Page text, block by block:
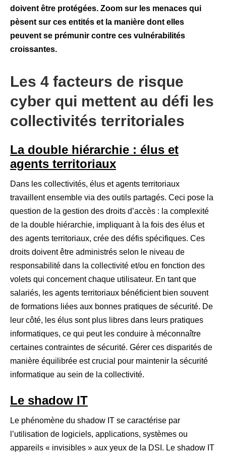
doivent être protégées. Zoom sur les menaces qui
pèsent sur ces entités et la manière dont elles
peuvent se prémunir contre ces vulnérabilités
croissantes.
Les 4 facteurs de risque
cyber qui mettent au défi les
collectivités territoriales
La double hiérarchie : élus et
agents territoriaux
Dans les collectivités, élus et agents territoriaux
travaillent ensemble via des outils partagés. Ceci pose la
question de la gestion des droits d’accès : la complexité
de la double hiérarchie, impliquant à la fois des élus et
des agents territoriaux, crée des défis spécifiques. Ces
droits doivent être administrés selon le niveau de
responsabilité dans la collectivité et/ou en fonction des
volets qui concernent chaque utilisateur. En tant que
salariés, les agents territoriaux bénéficient bien souvent
de formations liées aux bonnes pratiques de sécurité. De
leur côté, les élus sont plus libres dans leurs pratiques
informatiques, ce qui peut les conduire à méconnaître
certaines contraintes de sécurité. Gérer ces disparités de
manière équilibrée est crucial pour maintenir la sécurité
informatique au sein de la collectivité.
Le shadow IT
Le phénomène du shadow IT se caractérise par
l’utilisation de logiciels, applications, systèmes ou
appareils « invisibles » aux yeux de la DSI. Le shadow IT